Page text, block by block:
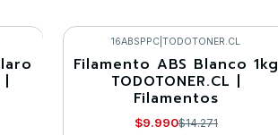
VER DETALLES
|
-30%
16ABSPPC |TODOTONER.CL
Filamento ABS Blanco 1kg
TODOTONER.CL |
Filamentos
$9.990$14.271